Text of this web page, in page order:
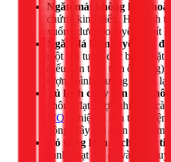
Ngăn mát không lạnh
chứng kinh điển. Hơi lạnh
xuống dưới do tuyết đã bít
Ngăn đá bám tuyết dày
một lớp tuyết dày bám chặt
(nếu bạn tháo tấm ốp
tượng bình thường của tủ
Tủ lạnh chạy liên tục
không đạt được nhiệt độ cài
MQ2
nhiệt sẽ liên tục ra
động, gây tốn điện và giảm
Có tiếng lạch cạch hoặc
cánh quạt gió cạ vào lớp